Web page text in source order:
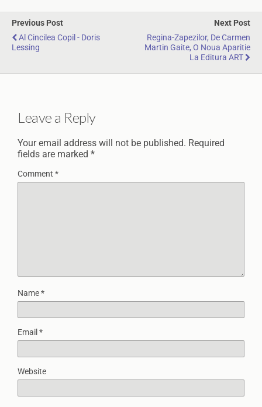
Previous Post
Al Cincilea Copil - Doris
Lessing
Next Post
Regina-Zapezilor, De Carmen
Martin Gaite, O Noua Aparitie
La Editura ART
Leave a Reply
Your email address will not be published. Required
fields are marked *
Comment *
Name*
Email *
Website